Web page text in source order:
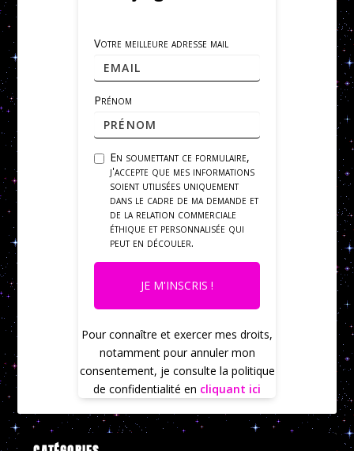
Votre meilleure adresse mail
Prénom
En soumettant ce formulaire,
j'accepte que mes informations
soient utilisées uniquement
dans le cadre de ma demande et
de la relation commerciale
éthique et personnalisée qui
peut en découler.
JE M'INSCRIS !
Pour connaître et exercer mes droits,
notamment pour annuler mon
consentement, je consulte la politique
de confidentialité en cliquant ici